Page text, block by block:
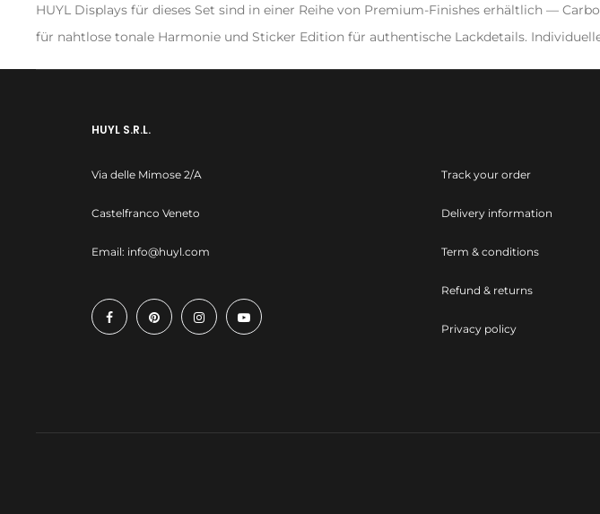
HUYL Displays für dieses Set sind in einer Reihe von Premium-Finishes erhältlich —
für nahtlose tonale Harmonie und Sticker Edition für authentische Lackdetails.
HUYL S.R.L.
Via delle Mimose 2/A
Castelfranco Veneto
Email: info@huyl.com
Track your order
Delivery information
Term & conditions
Refund & returns
Privacy policy